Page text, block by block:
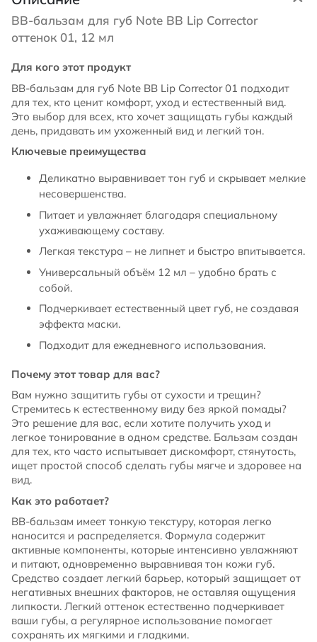
ВВ-бальзам для губ Note BB Lip Corrector
оттенок 01, 12 мл
Для кого этот продукт
BB-бальзам для губ Note BB Lip Corrector 01 подходит
для тех, кто ценит комфорт, уход и естественный вид.
Это выбор для всех, кто хочет защищать губы каждый
день, придавать им ухоженный вид и легкий тон.
Ключевые преимущества
Деликатно выравнивает тон губ и скрывает мелкие
несовершенства.
Питает и увлажняет благодаря специальному
ухаживающему составу.
Легкая текстура – не липнет и быстро впитывается.
Универсальный объём 12 мл – удобно брать с
собой.
Подчеркивает естественный цвет губ, не создавая
эффекта маски.
Подходит для ежедневного использования.
Почему этот товар для вас?
Вам нужно защитить губы от сухости и трещин?
Стремитесь к естественному виду без яркой помады?
Это решение для вас, если хотите получить уход и
легкое тонирование в одном средстве. Бальзам создан
для тех, кто часто испытывает дискомфорт, стянутость,
ищет простой способ сделать губы мягче и здоровее на
вид.
Как это работает?
BB-бальзам имеет тонкую текстуру, которая легко
наносится и распределяется. Формула содержит
активные компоненты, которые интенсивно увлажняют
и питают, одновременно выравнивая тон кожи губ.
Средство создает легкий барьер, который защищает от
негативных внешних факторов, не оставляя ощущения
липкости. Легкий оттенок естественно подчеркивает
ваши губы, а регулярное использование помогает
сохранять их мягкими и гладкими.